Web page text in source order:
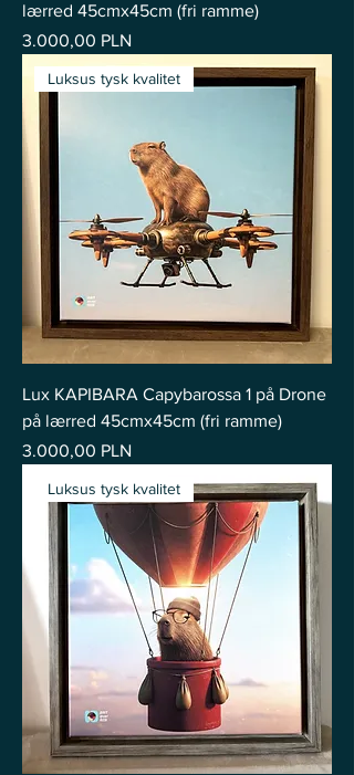
lærred 45cmx45cm (fri ramme)
Pris
3.000,00 PLN
Luksus tysk kvalitet
Lux KAPIBARA Capybarossa 1 på Drone
på lærred 45cmx45cm (fri ramme)
Pris
3.000,00 PLN
Luksus tysk kvalitet